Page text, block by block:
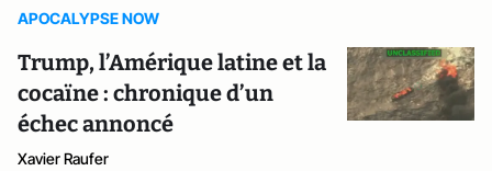
APOCALYPSE NOW
Trump, l’Amérique latine et la
cocaïne : chronique d’un
échec annoncé
Xavier Raufer